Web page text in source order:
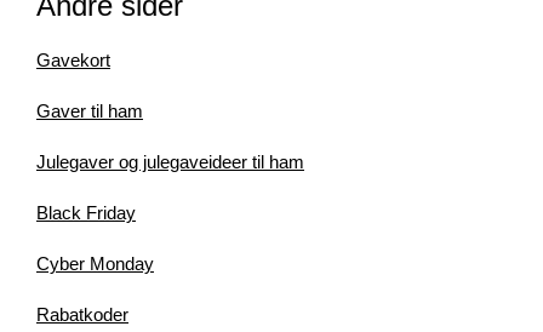
Gavekort
Gaver til ham
Julegaver og julegaveideer til ham
Black Friday
Cyber Monday
Rabatkoder